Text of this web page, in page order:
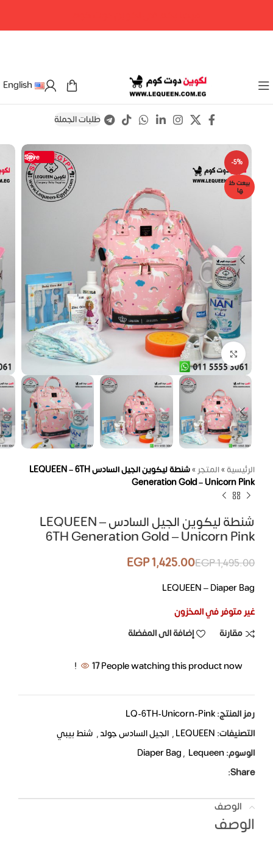
English
طلبات الجملة
Save
-5%
بيعت كل
ها
اضغط للتكبير
الرئيسية»المتجر »
شنطة ليكوين الجيل السادس LEQUEEN – 6TH
Generation Gold – Unicorn Pink
شنطة ليكوين الجيل السادس LEQUEEN –
6TH Generation Gold – Unicorn Pink
1,495.00
EGP
1,425.00
EGP
LEQUEEN – Diaper Bag
غير متوفر في المخزون
مقارنة
إضافة الى المفضلة
17People watching this product now!
رمز المنتج:LQ-6TH-Unicorn-Pink
التصنيفات: LEQUEEN
, الجيل السادس جولد, شنط بيبي
الوسوم:
Diaper Bag, Lequeen
Share:
الوصف
الوصف